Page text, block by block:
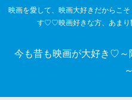
映画を愛して、映画大好きだからこ
す♡♡映画好きな方、あま
今も昔も映画が大好き♡～
～